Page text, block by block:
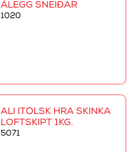
ÁLEGG SNEIÐAR
1020
ALI ÍTÖLSK HRÁ SKINKA
LOFTSKIPT 1KG.
5071